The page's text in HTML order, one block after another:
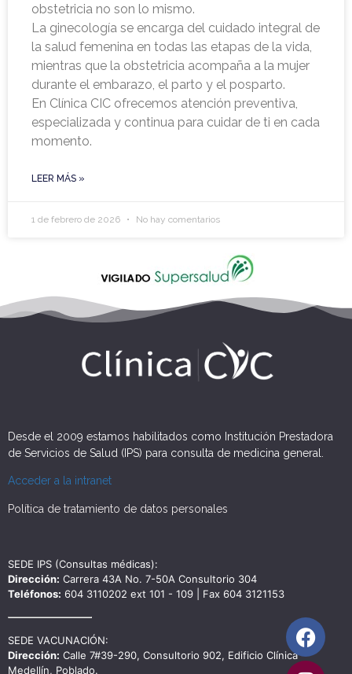
obstetricia no son lo mismo.
La ginecología se encarga del cuidado integral de
la salud femenina en todas las etapas de la vida,
mientras que la obstetricia acompaña a la mujer
durante el embarazo, el parto y el posparto.
En Clínica CIC ofrecemos atención preventiva,
especializada y continua para cuidar de ti en cada
momento.
LEER MÁS »
1 de febrero de 2026 No hay comentarios
Desde el 2009 estamos habilitados como Institución Prestadora
de Servicios de Salud (IPS) para consulta de medicina general.
Acceder a la intranet
Política de tratamiento de datos personales
SEDE IPS (Consultas médicas):
Dirección: Carrera 43A No. 7-50A Consultorio 304
Teléfonos: 604 3110202 ext 101 - 109 | Fax 604 3121153
SEDE VACUNACIÓN:
Dirección: Calle 7#39-290, Consultorio 902, Edificio Clínica
Medellín, Poblado.